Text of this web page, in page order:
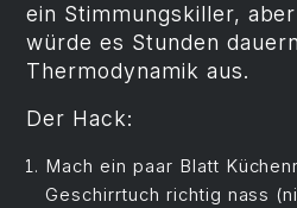
ein Stimmungskiller,
würde es Stunden
Thermodynamik aus.
Der Hack:
Mach ein paar Blatt
Geschirrtuch richtig nass